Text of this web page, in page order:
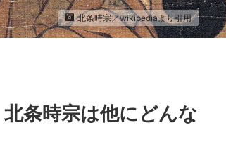
北条時宗／wikipediaより引用
条時宗は他にどんな